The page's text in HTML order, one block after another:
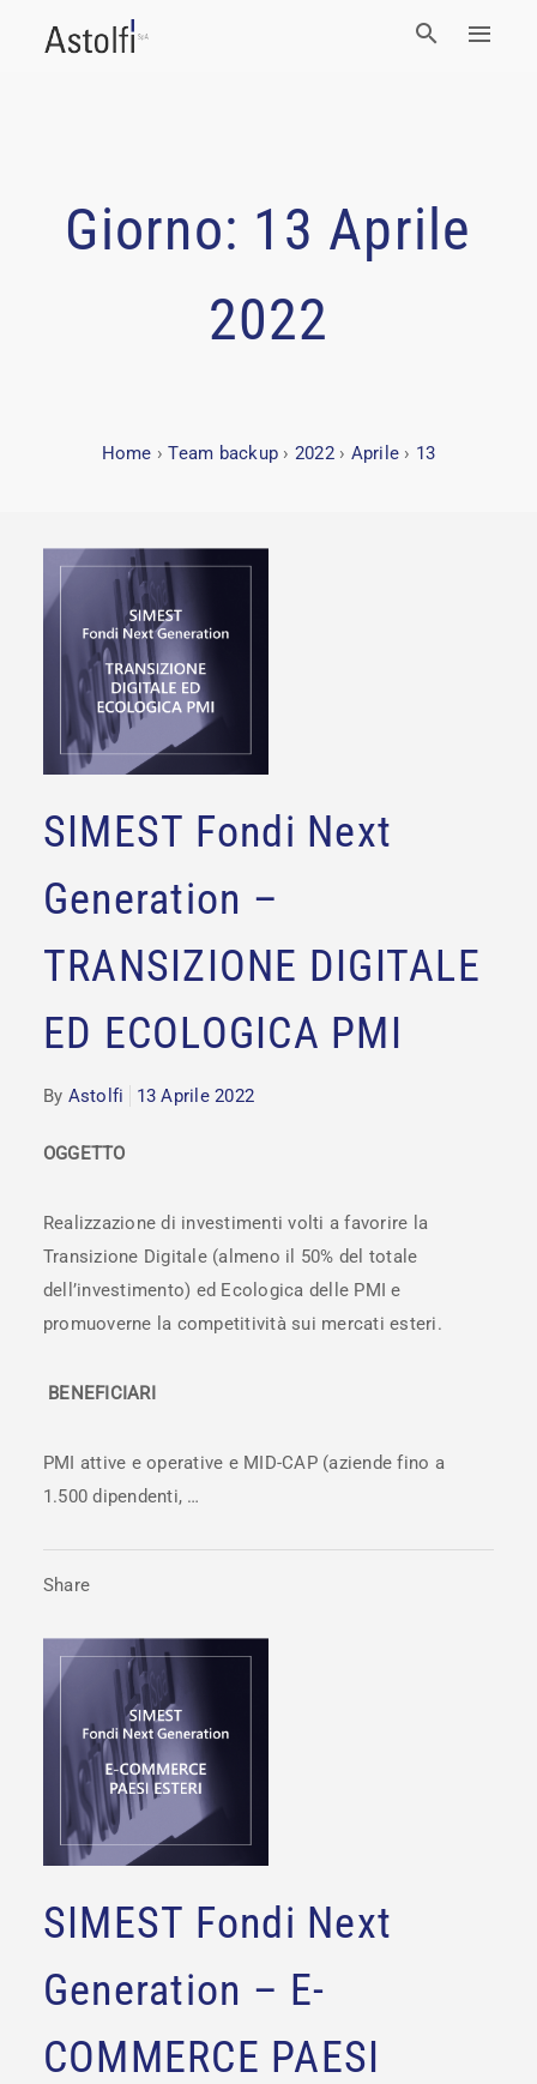
Giorno: 13 Aprile
2022
Home › Team backup › 2022 › Aprile › 13
SIMEST Fondi Next
Generation –
TRANSIZIONE DIGITALE
ED ECOLOGICA PMI
By Astolfi 13 Aprile 2022
OGGETTO
Realizzazione di investimenti volti a favorire la
Transizione Digitale (almeno il 50% del totale
dell’investimento) ed Ecologica delle PMI e
promuoverne la competitività sui mercati esteri.
BENEFICIARI
PMI attive e operative e MID-CAP (aziende fino a
1.500 dipendenti, …
Share
SIMEST Fondi Next
Generation – E-
COMMERCE PAESI